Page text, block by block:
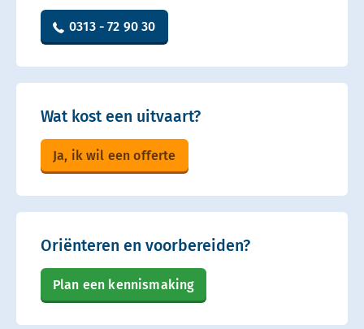
0313 - 72 90 30
Wat kost een uitvaart?
Ja, ik wil een offerte
Oriënteren en voorbereiden?
Plan een kennismaking